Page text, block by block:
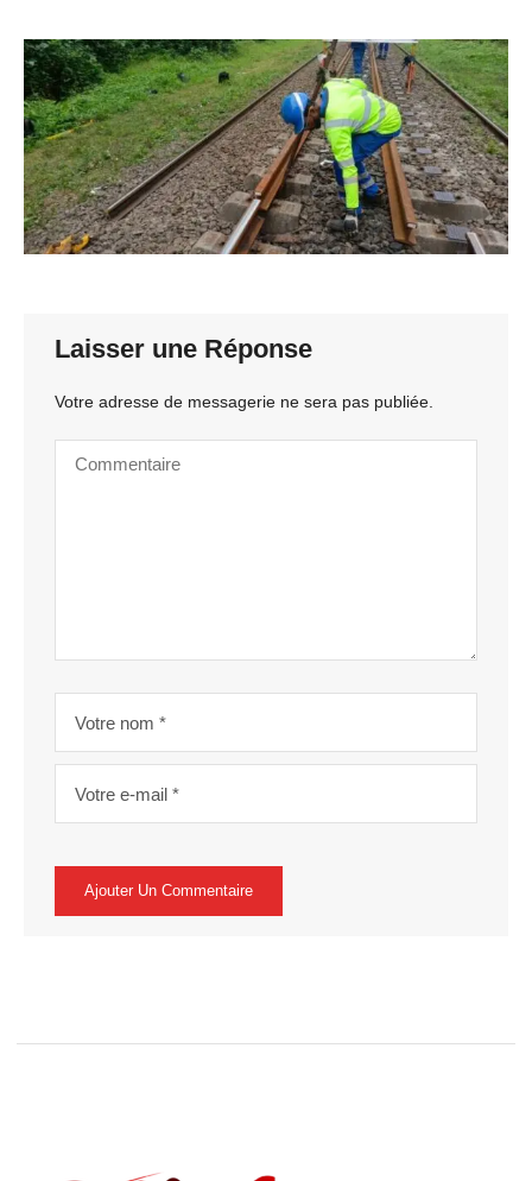
Laisser une Réponse
Votre adresse de messagerie ne sera pas publiée.